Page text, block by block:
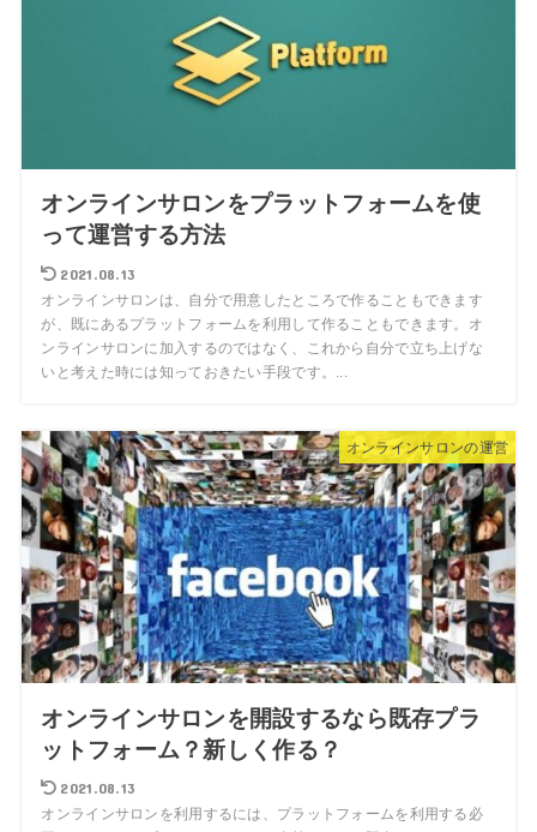
オンラインサロンをプラットフォームを使
って運営する方法
2021.08.13
オンラインサロンは、自分で用意したところで作ることもできます
が、既にあるプラットフォームを利用して作ることもできます。オ
ンラインサロンに加入するのではなく、これから自分で立ち上げな
いと考えた時には知っておきたい手段です。...
オンラインサロンの運営
オンラインサロンを開設するなら既存プラ
ットフォーム？新しく作る？
2021.08.13
オンラインサロンを利用するには、プラットフォームを利用する必